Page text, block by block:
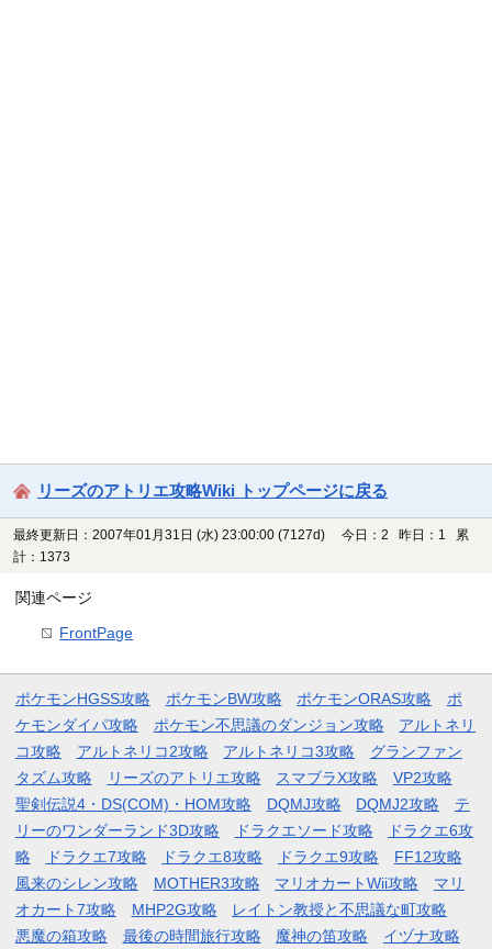
リーズのアトリエ攻略Wiki トップページに戻る
最終更新日：2007年01月31日 (水) 23:00:00 (7127d)
今日：2 昨日：1 累
計：1373
関連ページ
FrontPage
ポケモンHGSS攻略 ポケモンBW攻略 ポケモンORAS攻略
ポ
ケモンダイパ攻略
ポケモン不思議のダンジョン攻略
アルトネリ
コ攻略
アルトネリコ2攻略 アルトネリコ3攻略
グランファン
タズム攻略
リーズのアトリエ攻略 スマブラX攻略
VP2攻略
聖剣伝説4・DS(COM)・HOM攻略
DQMJ攻略 DQMJ2攻略
テ
リーのワンダーランド3D攻略
ドラクエソード攻略
ドラクエ6攻
略
ドラクエ7攻略 ドラクエ8攻略 ドラクエ9攻略
FF12攻略
風来のシレン攻略
MOTHER3攻略 マリオカートWii攻略
マリ
オカート7攻略
MHP2G攻略
レイトン教授と不思議な町攻略
悪魔の箱攻略
最後の時間旅行攻略 魔神の笛攻略 イヅナ攻略